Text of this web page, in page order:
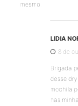
mesmo.
LIDIA
8 de
Brigada
desse
mochila
nas